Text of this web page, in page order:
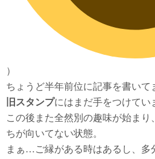
）
ちょうど半年前位に記事を書いて
旧スタンプにはまだ手をつけてい
この後また全然別の趣味が始ま
ちが向いてない状態。
まぁ…ご縁がある時はあるし、多